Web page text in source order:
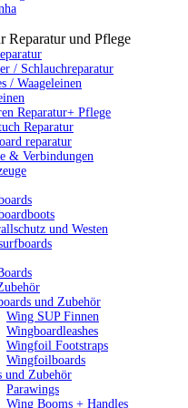
Reparatur und Pflege
/ Schlauchreparatur
/ Waageleinen
Reparatur+ Pflege
Reparatur
reparatur
& Verbindungen
und Westen
und Zubehör
Wing SUP Finnen
Wingboardleashes
Wingfoil Footstraps
Wingfoilboards
und Zubehör
Parawings
Wing Booms + Handles